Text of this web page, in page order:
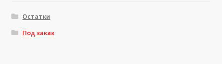
Остатки
Под заказ